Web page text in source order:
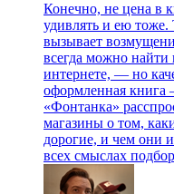
Конечно, не цена в
удивлять и ею тоже.
вызывает
всегда можно
интернете, — но
оформленная книга
«Фонтанка»
магазины о том,
дорогие, и чем они
всех смыслах